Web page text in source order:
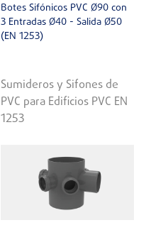
Botes Sifónicos PVC Ø90 con
3 Entradas Ø40 - Salida Ø50
(EN 1253)
Sumideros y Sifones de
PVC para Edificios PVC EN
1253